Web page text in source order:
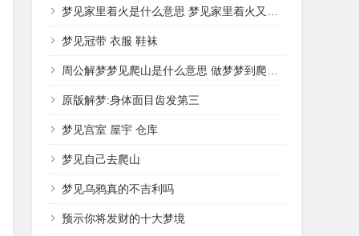
梦见家里着火是什么意思 梦见家里着火又被扑灭了是什么兆头
梦见冠带 衣服 鞋袜
周公解梦梦见爬山是什么意思 做梦梦到爬山代表什么？好不好
原版解梦:身体面目齿发第三
梦见宫室 屋宇 仓库
梦见自己去爬山
梦见乌鸦真的不吉利吗
预示你将发财的十大梦境